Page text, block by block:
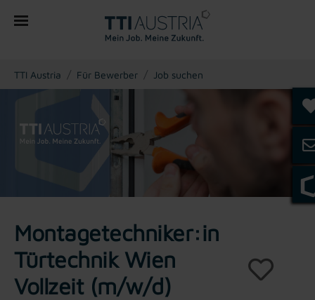
You are here:
TTI Austria Für Bewerber Job suchen
Montagetechniker:in
Türtechnik Wien
Vollzeit (m/w/d)